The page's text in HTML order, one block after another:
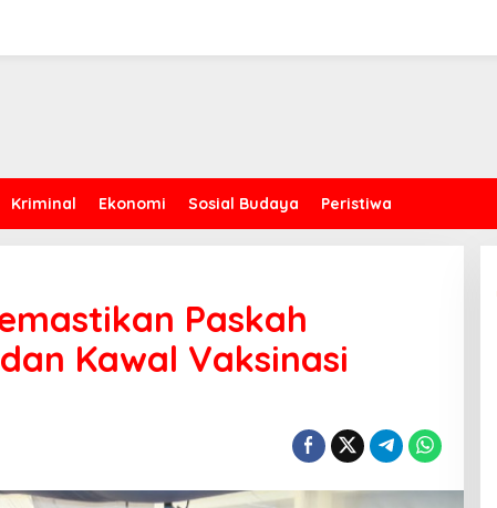
Kriminal Ekonomi Sosial Budaya Peristiwa
Paskah
Kawal Vaksinasi